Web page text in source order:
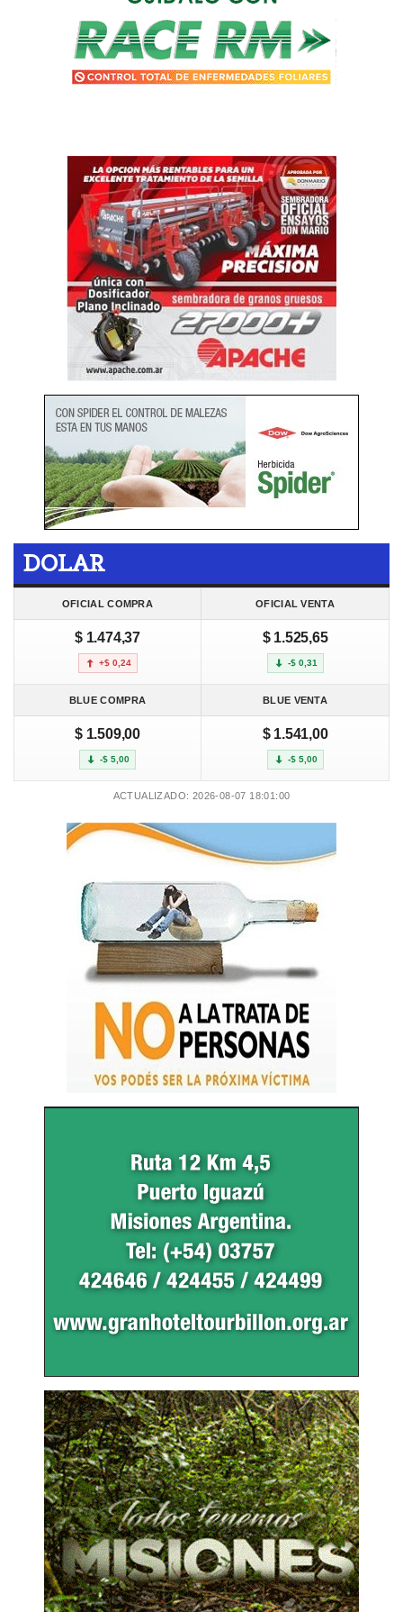
DOLAR
OFICIAL COMPRA OFICIAL VENTA
$ 1.474,37
+$ 0,24
$ 1.525,65
-$ 0,31
BLUE COMPRA BLUE VENTA
$ 1.509,00
-$ 5,00
$ 1.541,00
-$ 5,00
ACTUALIZADO: 2026-08-07 18:01:00